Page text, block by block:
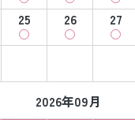
25 26 27
2026年09月